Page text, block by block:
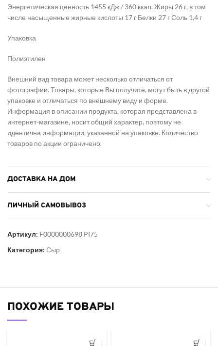
Энергетическая ценность 1455 кДж / 360 ккал. Жиры 26 г, в том
числе насыщенные жирные кислоты 17 г Белки 27 г Соль 1,4 г
Упаковка
Полиэтилен
Внешний вид товара может несколько отличаться от
фотографии. Товары, которые Вы получите, могут быть в другой
упаковке и отличаться по внешнему виду и форме.
Информация в описании продукта, которая представлена в
интернет-магазине, носит общий характер, поэтому не
идентична информации, указанной на упаковке. Количество
товаров по акции ограничено.
ДОСТАВКА НА ДОМ
ЛИЧНЫЙ САМОВЫВОЗ
Артикул: F0000000698 PI75
Категория: Сыр
ПОХОЖИЕ ТОВАРЫ